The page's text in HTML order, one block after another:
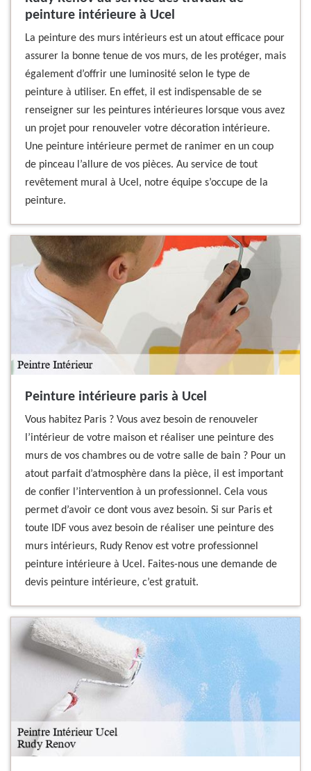
peinture intérieure à Ucel
La peinture des murs intérieurs est un atout efficace pour
assurer la bonne tenue de vos murs, de les protéger, mais
également d’offrir une luminosité selon le type de
peinture à utiliser. En effet, il est indispensable de se
renseigner sur les peintures intérieures lorsque vous avez
un projet pour renouveler votre décoration intérieure.
Une peinture intérieure permet de ranimer en un coup
de pinceau l’allure de vos pièces. Au service de tout
revêtement mural à Ucel, notre équipe s’occupe de la
peinture.
Peinture intérieure paris à Ucel
Vous habitez Paris ? Vous avez besoin de renouveler
l’intérieur de votre maison et réaliser une peinture des
murs de vos chambres ou de votre salle de bain ? Pour un
atout parfait d’atmosphère dans la pièce, il est important
de confier l’intervention à un professionnel. Cela vous
permet d’avoir ce dont vous avez besoin. Si sur Paris et
toute IDF vous avez besoin de réaliser une peinture des
murs intérieurs, Rudy Renov est votre professionnel
peinture intérieure à Ucel. Faites-nous une demande de
devis peinture intérieure, c’est gratuit.